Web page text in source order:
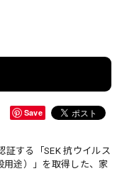
Save
証する「SEK 抗ウイルス
用途）」を取得した、家